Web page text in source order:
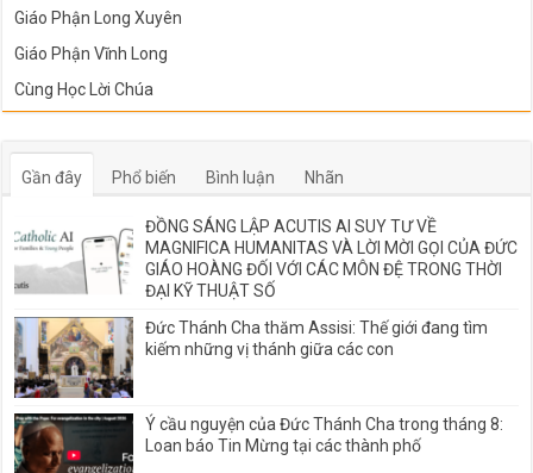
Giáo Phận Long Xuyên
Giáo Phận Vĩnh Long
Cùng Học Lời Chúa
Gần đây Phổ biến Bình luận Nhãn
ĐỒNG SÁNG LẬP ACUTIS AI SUY TƯ VỀ
MAGNIFICA HUMANITAS VÀ LỜI MỜI GỌI CỦA ĐỨC
GIÁO HOÀNG ĐỐI VỚI CÁC MÔN ĐỆ TRONG THỜI
ĐẠI KỸ THUẬT SỐ
Đức Thánh Cha thăm Assisi: Thế giới đang tìm
kiếm những vị thánh giữa các con
Ý cầu nguyện của Đức Thánh Cha trong tháng 8:
Loan báo Tin Mừng tại các thành phố